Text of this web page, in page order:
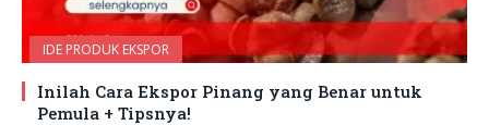
IDE PRODUK EKSPOR
Inilah Cara Ekspor Pinang yang Benar untuk
Pemula + Tipsnya!